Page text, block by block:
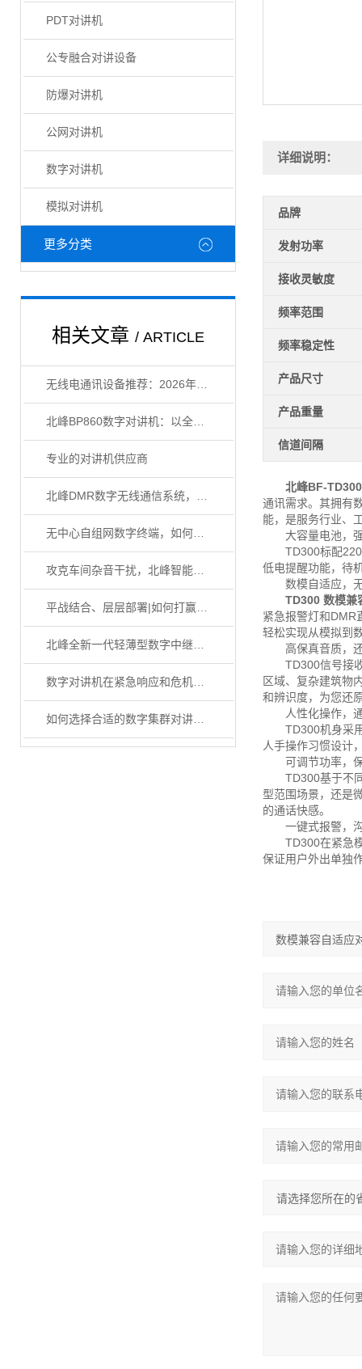
PDT对讲机
公专融合对讲设备
防爆对讲机
公网对讲机
数字对讲机
模拟对讲机
更多分类
相关文章 / ARTICLE
无线电通讯设备推荐：2026年值得买的5款高性价比机型
北峰BP860数字对讲机：以全场景性能构建大型活动通信协同体系
专业的对讲机供应商
无中心自组网数字终端，如何攻克隧道无网络通信盲区？
攻克车间杂音干扰，北峰智能降噪数字终端如何准确传达指令？
平战结合、层层部署|如何打赢秋冬森林防火战？
北峰全新一代轻薄型数字中继台BR1050上线！
数字对讲机在紧急响应和危机管理中的重要作用
如何选择合适的数字集群对讲机？
详细说明：
品牌
发射功率
接收灵敏度
频率范围
频率稳定性
产品尺寸
产品重量
信道间隔
北峰BF-
通讯需求。其拥有
能，是服务行业、
大容量电池，强
TD300标配
低电提醒功能，待
数模自适应，无
TD300 数模兼
紧急报警灯和DMR
轻松实现从模拟到
高保真音质，还
TD300信号接收
区域、复杂建筑物
和辨识度，为您还
人性化操作，通
TD300机身采用
人手操作习惯设计
可调节功率，保
TD300基于不同
型范围场景，还是
的通话快感。
一键式报警，沟
TD300在紧急模
保证用户外出单独